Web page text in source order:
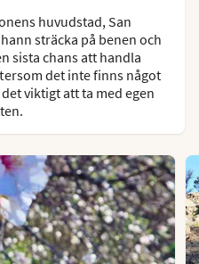
huvudstad, San
sträcka på benen och
sista chans att handla
det inte finns något
viktigt att ta med egen